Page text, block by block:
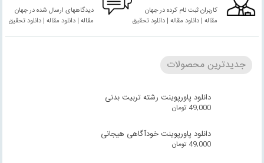
کاربران ثبت نام کرده در جهان
مقاله | دانلود مقاله | دانلود تحقیق
دیدگاههای ارسال شده در جهان
مقاله | دانلود مقاله | دانلود تحقیق
جدیدترین محصولات
دانلود پاورپوینت رشته تربیت بدنی
49,000 تومان
دانلود پاورپوینت خودآگاهی هیجانی
49,000 تومان